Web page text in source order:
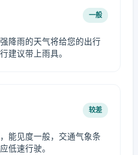
一般
降雨的天气将给您的出行
建议带上雨具。
较差
能见度一般，交通气象条
低速行驶。